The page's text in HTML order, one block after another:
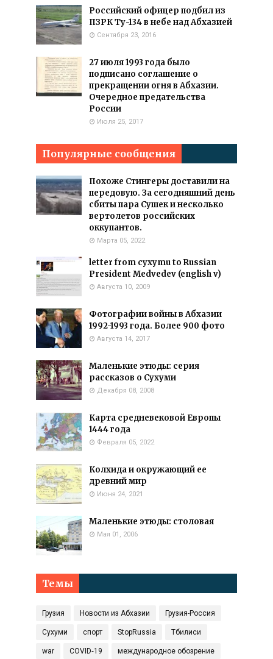
Российский офицер подбил из
ПЗРК Ту-134 в небе над Абхазией
Сентября 23, 2016
27 июля 1993 года было
подписано соглашение о
прекращении огня в Абхазии.
Очередное предательства
России
Июля 25, 2017
Популярные сообщения
Похоже Стингеры доставили на
передовую. За сегодняшний день
сбиты пара Сушек и несколько
вертолетов российских
оккупантов.
Марта 05, 2022
letter from cyxymu to Russian
President Medvedev (english v)
Августа 10, 2009
Фотографии войны в Абхазии
1992-1993 года. Более 900 фото
Августа 14, 2017
Маленькие этюды: серия
рассказов о Сухуми
Декабря 08, 2008
Карта средневековой Европы
1444 года
Февраля 05, 2022
Колхида и окружающий ее
древний мир
Июня 24, 2021
Маленькие этюды: столовая
Мая 01, 2006
Темы
Грузия Новости из Абхазии Грузия-Россия
Сухуми спорт StopRussia Тбилиси
war COVID‑19 международное обозрение